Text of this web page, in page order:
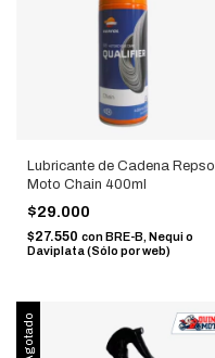
Lubricante de Cadena Repsol
Moto Chain 400ml
$29.000
$27.550 con BRE-B, Nequi o
Daviplata (Sólo por web)
Agotado